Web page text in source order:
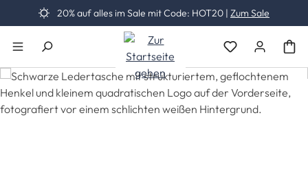
Zum Hauptinhalt springen
20% auf alles im Sale mit Code: HOT20 | Zum Sale
Du hast 0
Bildergalerie überspringen